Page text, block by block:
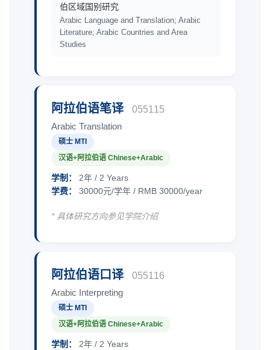
伯区域国别研究
Arabic Language and Translation; Arabic
Literature; Arabic Countries and Area
Studies
阿拉伯语笔译
055115
Arabic Translation
硕士 MTI
汉语+阿拉伯语 Chinese+Arabic
学制：
2年 / 2 Years
学费：
30000元/学年 / RMB 30000/year
* 具体研究方向参见学院介绍
阿拉伯语口译
055116
Arabic Interpreting
硕士 MTI
汉语+阿拉伯语 Chinese+Arabic
学制：
2年 / 2 Years